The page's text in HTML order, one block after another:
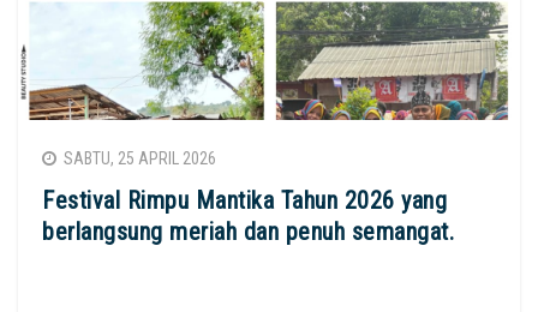
SABTU, 25 APRIL 2026
Festival Rimpu Mantika Tahun 2026 yang
berlangsung meriah dan penuh semangat.